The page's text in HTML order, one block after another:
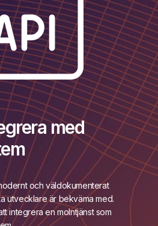
med
och väldokumenterat
utvecklare är bekväma med.
integrera en molntjänst som